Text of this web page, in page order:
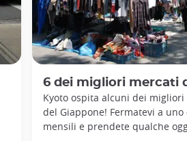
6 dei migliori mercati delle pulci
Kyoto ospita alcuni dei
del Giappone! Fermatevi a
mensili e prendete qualche